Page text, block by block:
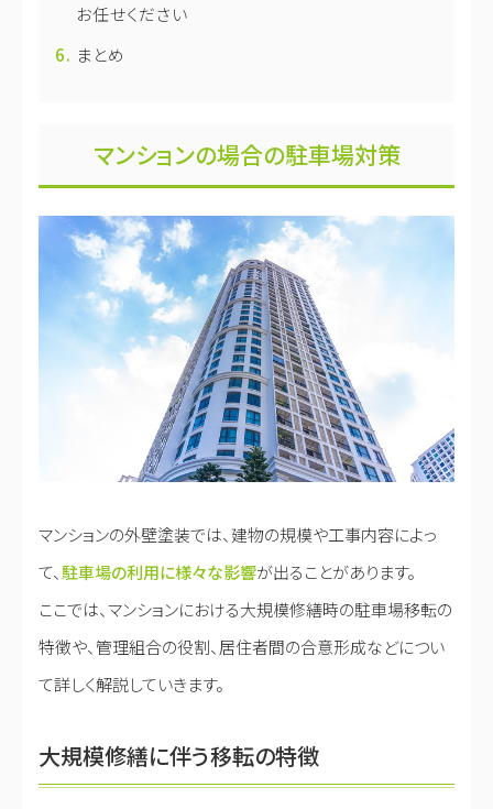
お任せください
まとめ
マンションの場合の駐車場対策
マンションの外壁塗装では、建物の規模や工事内容によっ
て、 駐車場の利用に様々な影響が出ることがあります。
ここでは、マンションにおける大規模修繕時の駐車場移転の
特徴や、管理組合の役割、居住者間の合意形成などについ
て詳しく解説していきます。
大規模修繕に伴う移転の特徴